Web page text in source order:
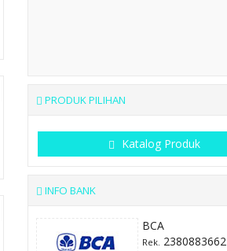
PRODUK PILIHAN
Katalog Produk
INFO BANK
BCA
Rek. 2380883662